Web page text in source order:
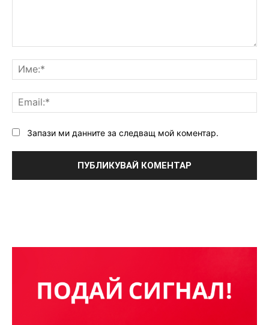
Запази ми данните за следващ мой коментар.